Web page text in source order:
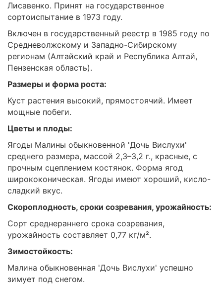
Лисавенко. Принят на государственное
сортоиспытание в 1973 году.
Включен в государственный реестр в 1985 году по
Средневолжскому и Западно-Сибирскому
регионам (Алтайский край и Республика Алтай,
Пензенская область).
Размеры и форма роста:
Куст растения высокий, прямостоячий. Имеет
мощные побеги.
Цветы и плоды:
Ягоды Малины обыкновенной 'Дочь Вислухи'
среднего размера, массой 2,3–3,2 г., красные, с
прочным сцеплением костянок. Форма ягод
ширококоническая. Ягоды имеют хороший, кисло-
сладкий вкус.
Скороплодность, сроки созревания, урожайность:
Сорт среднераннего срока созревания,
урожайность составляет 0,77 кг/м².
Зимостойкость:
Малина обыкновенная 'Дочь Вислухи' успешно
зимует под снегом.